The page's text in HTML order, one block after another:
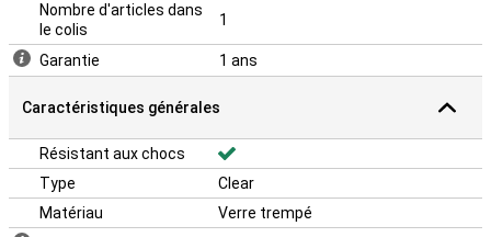
Nombre d'articles dans
le colis
1
Garantie 1 ans
Caractéristiques générales
Résistant aux chocs
Type
Clear
Matériau
Verre trempé